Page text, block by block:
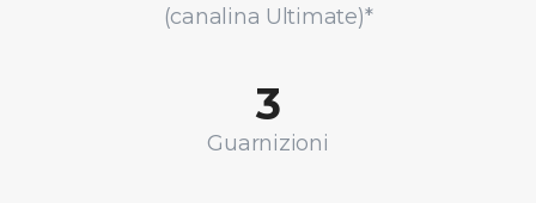
(canalina Ultimate)*
3
Guarnizioni